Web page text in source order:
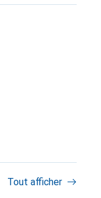
Tout afficher